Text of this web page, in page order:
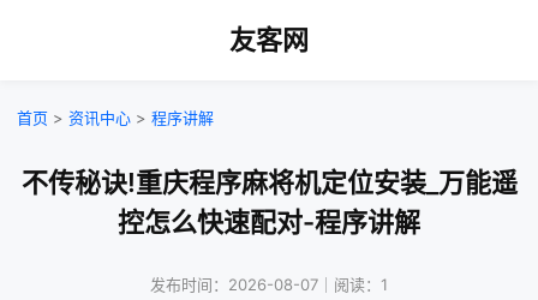
友客网
首页 > 资讯中心 > 程序讲解
不传秘诀!重庆程序麻将机定位安装_万能遥
控怎么快速配对-程序讲解
发布时间：2026-08-07｜阅读：1